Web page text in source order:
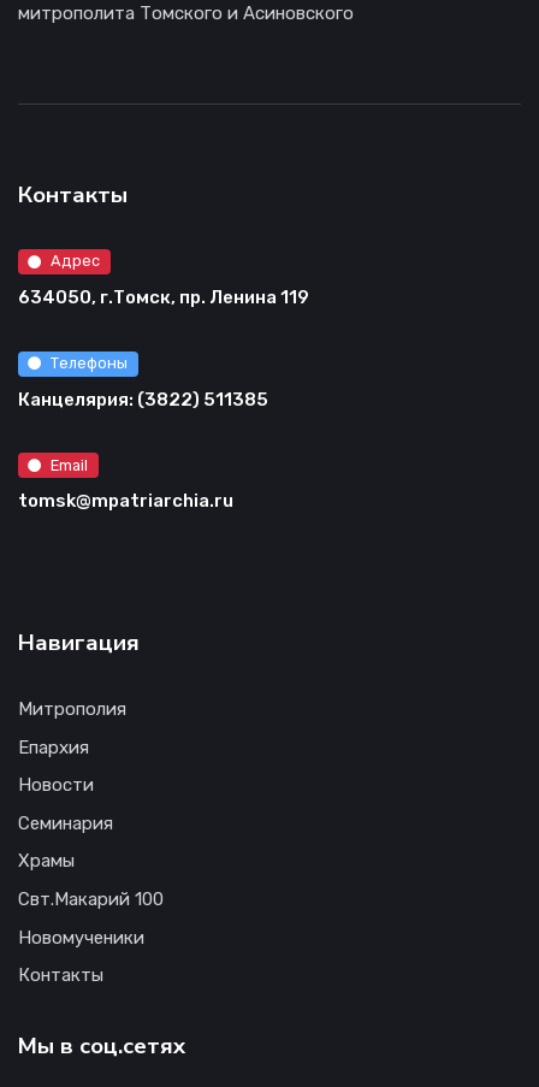
митрополита Томского и Асиновского
Контакты
Адрес
634050, г.Томск, пр. Ленина 119
Телефоны
Канцелярия: (3822) 511385
Email
tomsk@mpatriarchia.ru
Навигация
Митрополия
Епархия
Новости
Семинария
Храмы
Свт.Макарий 100
Новомученики
Контакты
Мы в соц.сетях